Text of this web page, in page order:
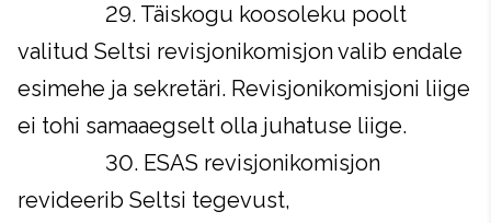
29. Täiskogu koosoleku poolt
valitud Seltsi revisjonikomisjon valib endale
esimehe ja sekretäri. Revisjonikomisjoni liige
ei tohi samaaegselt olla juhatuse liige.
30. ESAS revisjonikomisjon
revideerib Seltsi tegevust,